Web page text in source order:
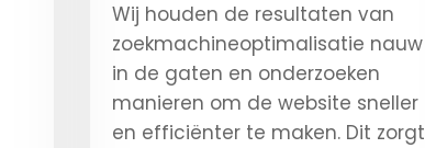
Wij houden de resultaten van
zoekmachineoptimalisatie nauw
in de gaten en onderzoeken
manieren om de website sneller
en efficiënter te maken. Dit zorgt